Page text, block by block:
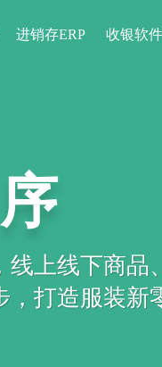
进销存ERP 收银软件
上线下商品
打造服装新